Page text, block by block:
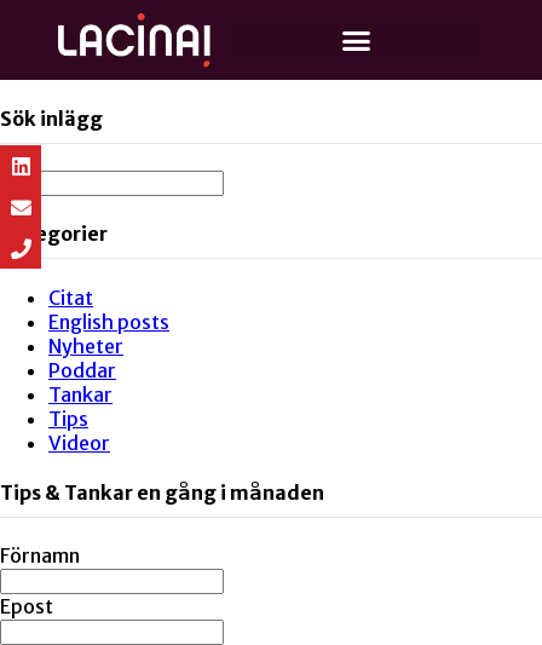
Sök inlägg
Kategorier
Citat
English posts
Nyheter
Poddar
Tankar
Tips
Videor
Tips & Tankar en gång i månaden
Förnamn
Epost